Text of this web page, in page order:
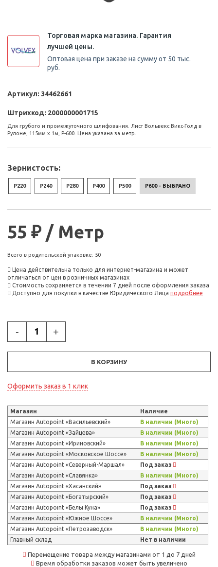
Торговая марка магазина. Гарантия
лучшей цены.
Оптовая цена при заказе на сумму от 50 тыс.
руб.
Артикул: 34462661
Штрихкод: 2000000001715
Для грубого и промежуточного шлифования. Лист Вольвекс Викс-Голд в
Рулоне, 115мм х 1м, P-600. Цена указана за метр.
Зернистость:
P220 P240 P280 P400 P500 P600 - ВЫБРАНО
55 ₽ / Метр
Всего в родительской упаковке: 50
Цена действительна только для интернет-магазина и может
отличаться от цен в розничных магазинах
Стоимость сохраняется в течении 7 дней после оформления заказа
Доступно для покупки в качестве Юридического Лица подробнее
- +
В КОРЗИНУ
Оформить заказ в 1 клик
Магазин
Наличие
Магазин Autopoint «Васильевский»
В наличии (Много)
Магазин Autopoint «Зайцева»
В наличии (Много)
Магазин Autopoint «Ириновский»
В наличии (Много)
Магазин Autopoint «Московское Шоссе»
В наличии (Много)
Магазин Autopoint «Северный-Маршал»
Под заказ
Магазин Autopoint «Славянка»
В наличии (Много)
Магазин Autopoint «Хасанский»
Под заказ
Магазин Autopoint «Богатырский»
Под заказ
Магазин Autopoint «Белы Куна»
Под заказ
Магазин Autopoint «Южное Шоссе»
В наличии (Много)
Магазин Autopoint «Петрозаводск»
В наличии (Много)
Главный склад
Нет в наличии
Перемещение товара между магазинами от 1 до 7 дней
Время обработки заказов может быть увеличено